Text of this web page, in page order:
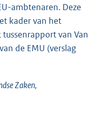
ambtenaren. Deze
kader van het
van Van
de EMU (verslag
Zaken,